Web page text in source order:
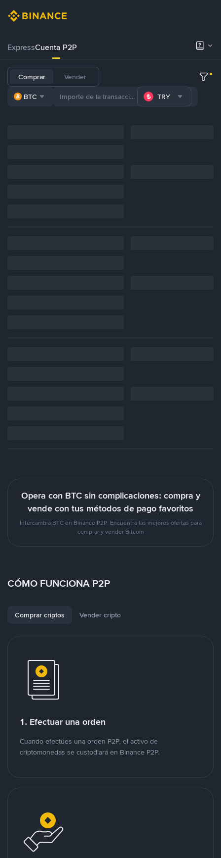
ExpressCuenta P2P
Comprar Vender
BTC TRY
Opera con BTC sin complicaciones: compra y
vende con tus métodos de pago favoritos
Intercambia BTC en Binance P2P. Encuentra las mejores ofertas para
comprar y vender Bitcoin
CÓMO FUNCIONA P2P
Comprar criptos Vender cripto
1. Efectuar una orden
Cuando efectúes una orden P2P, el activo de
criptomonedas se custodiará en Binance P2P.